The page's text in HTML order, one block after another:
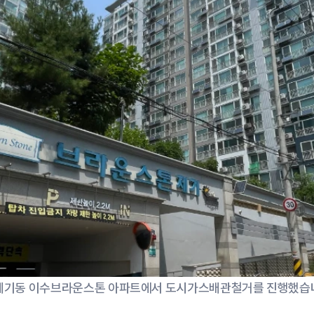
기동 이수브라운스톤 아파트에서 도시가스배관철거를 진행했습